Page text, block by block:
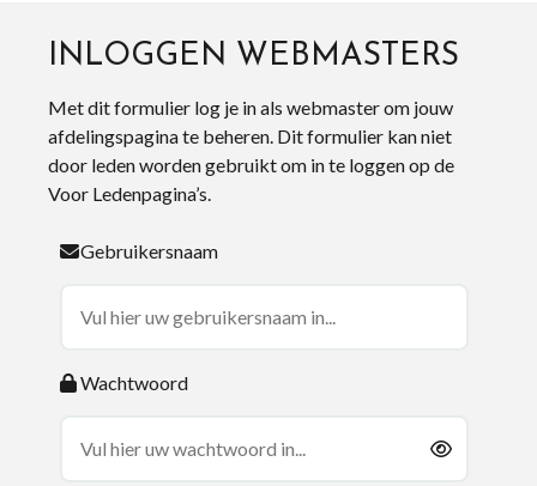
INLOGGEN WEBMASTERS
Met dit formulier log je in als webmaster om jouw
afdelingspagina te beheren. Dit formulier kan niet
door leden worden gebruikt om in te loggen op de
Voor Ledenpagina’s.
Gebruikersnaam
Wachtwoord